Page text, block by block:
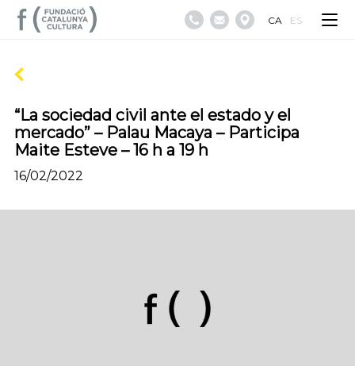
CA ES
“La sociedad civil ante el estado y el
mercado” – Palau Macaya – Participa
Maite Esteve – 16 h a 19 h
16/02/2022